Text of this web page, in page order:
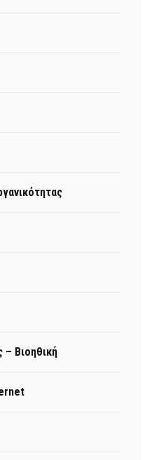
– Βιοηθική